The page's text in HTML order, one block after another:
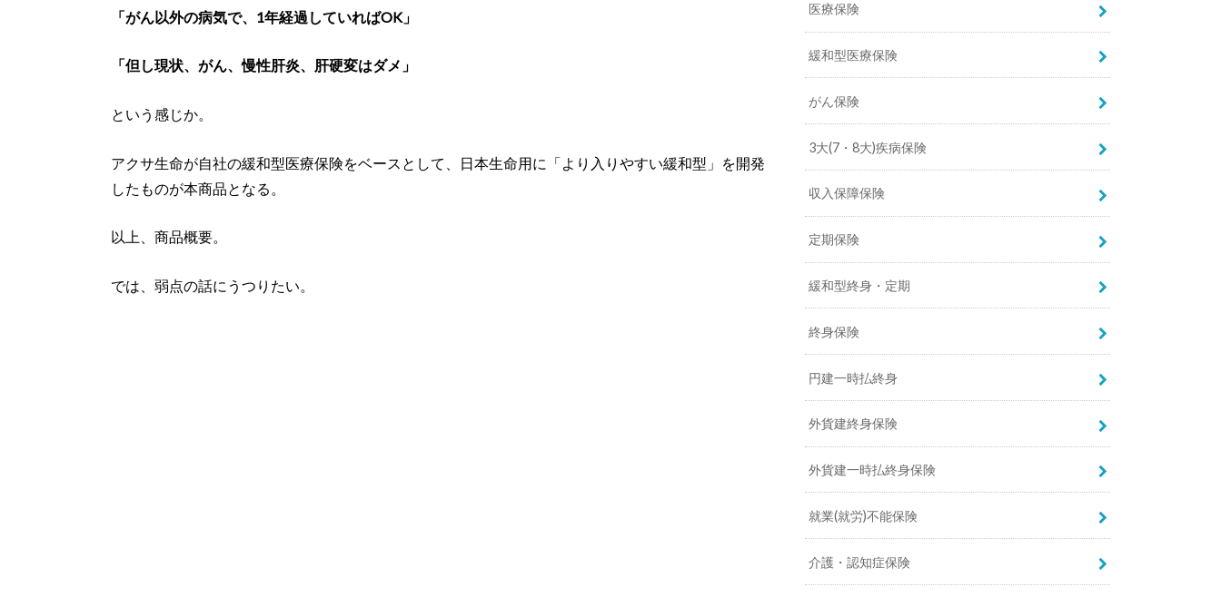
「がん以外の病気で、1年経過していればOK」
「但し現状、がん、慢性肝炎、肝硬変はダメ」
という感じか。
アクサ生命が自社の緩和型医療保険をベースとして、日本生命用に「より入りやすい緩和型」を開発
したものが本商品となる。
以上、商品概要。
では、弱点の話にうつりたい。
医療保険
緩和型医療保険
がん保険
3大(7・8大)疾病保険
収入保障保険
定期保険
緩和型終身・定期
終身保険
円建一時払終身
外貨建終身保険
外貨建一時払終身保険
就業(就労)不能保険
介護・認知症保険